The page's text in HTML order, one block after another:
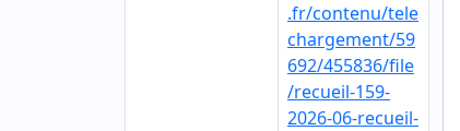
.fr/contenu/tele
chargement/59
692/455836/file
/recueil-159-
2026-06-recueil-